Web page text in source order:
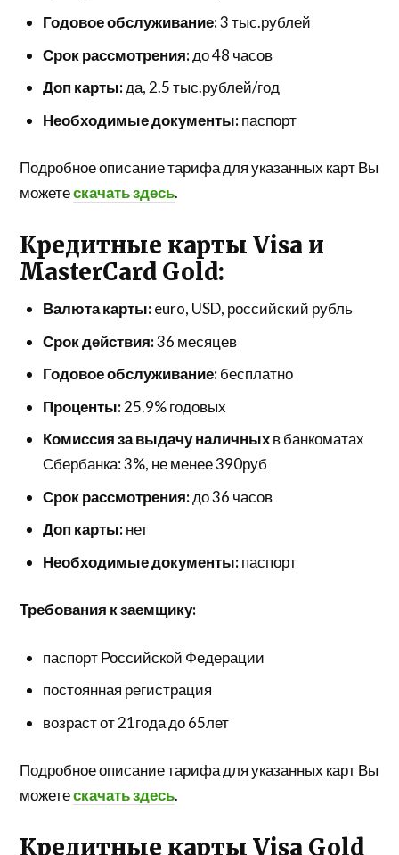
Годовое обслуживание:3 тыс.рублей
Срок рассмотрения:до 48 часов
Доп карты:да, 2.5 тыс.рублей/год
Необходимые документы:паспорт
Подробное описание тарифа для указанных карт Вы
можетескачать здесь.
Кредитные карты Visa и
MasterCard Gold:
Валюта карты:euro, USD, российский рубль
Срок действия:36 месяцев
Годовое обслуживание:бесплатно
Проценты:25.9% годовых
Комиссия за выдачу наличныхв банкоматах
Сбербанка: 3%, не менее 390руб
Срок рассмотрения:до 36 часов
Доп карты:нет
Необходимые документы:паспорт
Требования к заемщику:
паспорт Российской Федерации
постоянная регистрация
возраст от 21года до 65лет
Подробное описание тарифа для указанных карт Вы
можетескачать здесь.
Кредитные карты Visa Gold